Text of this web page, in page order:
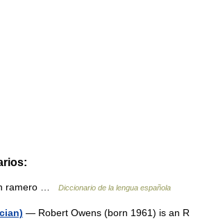
ramero … Diccionario de la lengua española
— Robert Owens (born 1961) is an R